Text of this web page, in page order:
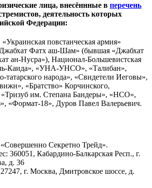
лица, внесённные в перечень
деятельность которых
Федерации:
повстанческая армия»
Фатх аш-Шам» (бывшая «Джабхат
ан-Нусра»), Национал-Большевистская
Каида», «УНА-УНСО», «Талибан»,
народа», «Свидетели Иеговы»,
«Братство» Корчинского,
«Тризуб им. Степана Бандеры», «НСО»,
«Формат-18», Дуров Павел Валерьевич.
Секретно Трейд».
360051, Кабардино-Балкарская Респ., г.
д. 36
г. Москва, Дмитровское шоссе, д.